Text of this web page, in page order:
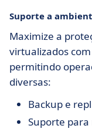
Suporte a
Maximize a
virtualizados
permitindo
diversas:
Backup e
Suporte